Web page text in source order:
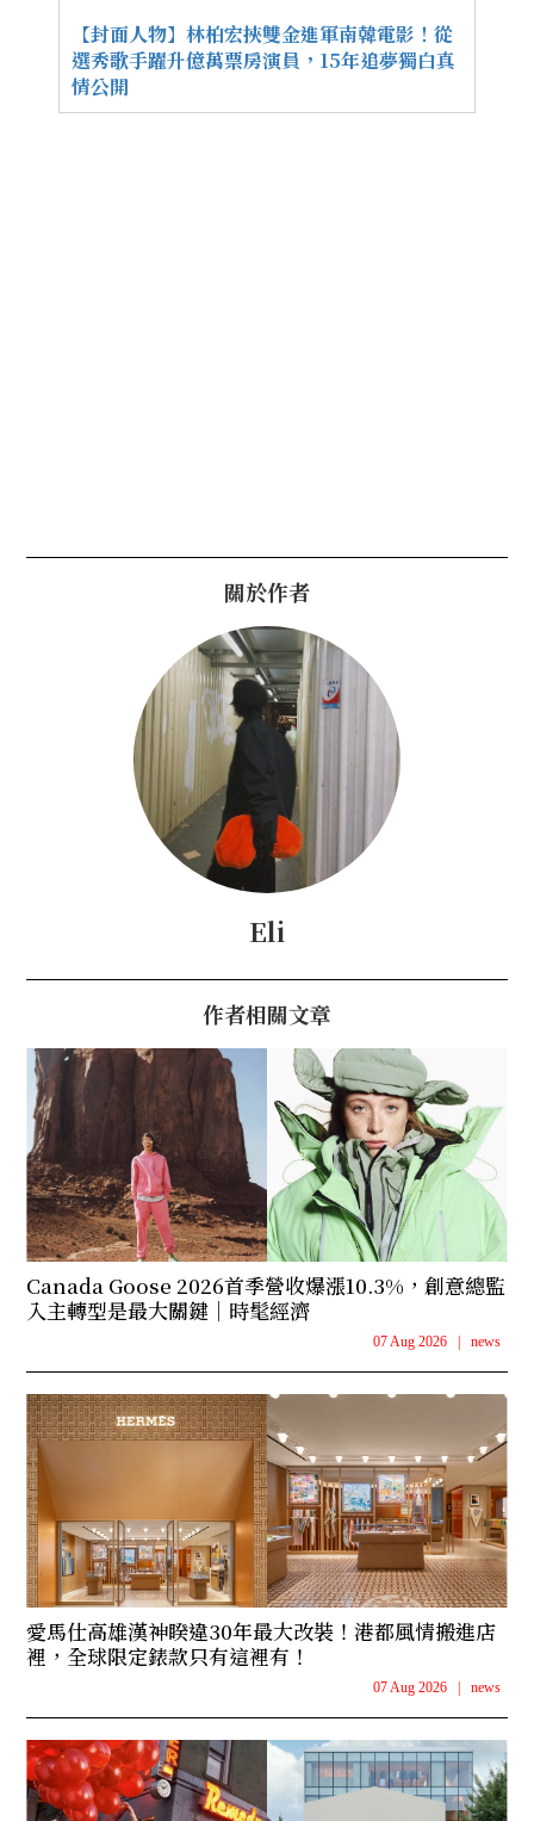
【封面人物】林柏宏挾雙金進軍南韓電影！從
選秀歌手躍升億萬票房演員，15年追夢獨白真
情公開
關於作者
Eli
作者相關文章
Canada Goose 2026首季營收爆漲10.3%，創意總監
入主轉型是最大關鍵｜時髦經濟
07 Aug 2026 news
愛馬仕高雄漢神睽違30年最大改裝！港都風情搬進店
裡，全球限定錶款只有這裡有！
07 Aug 2026 news